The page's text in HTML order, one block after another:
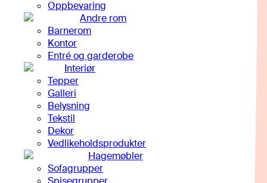
Oppbevaring
Andre rom
Barnerom
Kontor
Entré og garderobe
Interiør
Tepper
Galleri
Belysning
Tekstil
Dekor
Vedlikeholdsprodukter
Hagemøbler
Sofagrupper